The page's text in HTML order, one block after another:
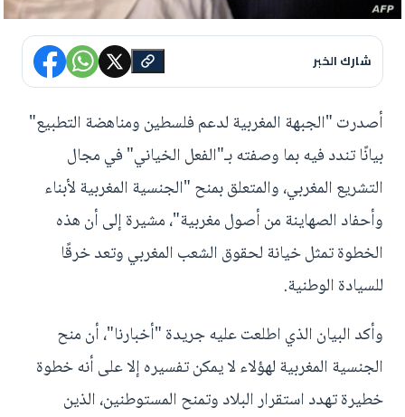
شارك الخبر
أصدرت "الجبهة المغربية لدعم فلسطين ومناهضة التطبيع"
بيانًا تندد فيه بما وصفته بـ"الفعل الخياني" في مجال
التشريع المغربي، والمتعلق بمنح "الجنسية المغربية لأبناء
وأحفاد الصهاينة من أصول مغربية"، مشيرة إلى أن هذه
الخطوة تمثل خيانة لحقوق الشعب المغربي وتعد خرقًا
للسيادة الوطنية.
وأكد البيان الذي اطلعت عليه جريدة "أخبارنا"، أن منح
الجنسية المغربية لهؤلاء لا يمكن تفسيره إلا على أنه خطوة
خطيرة تهدد استقرار البلاد وتمنح المستوطنين، الذين